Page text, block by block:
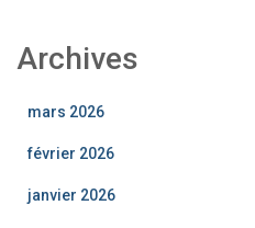
Archives
mars 2026
février 2026
janvier 2026